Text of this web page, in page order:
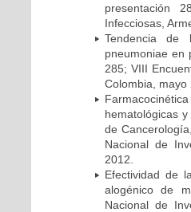
presentación
Infecciosas,
Tendencia de
pneumoniae en
285; VIII
Colombia, mayo
hematológicas
de
Nacional de
2012.
Efectividad de
alogénico de
Nacional de